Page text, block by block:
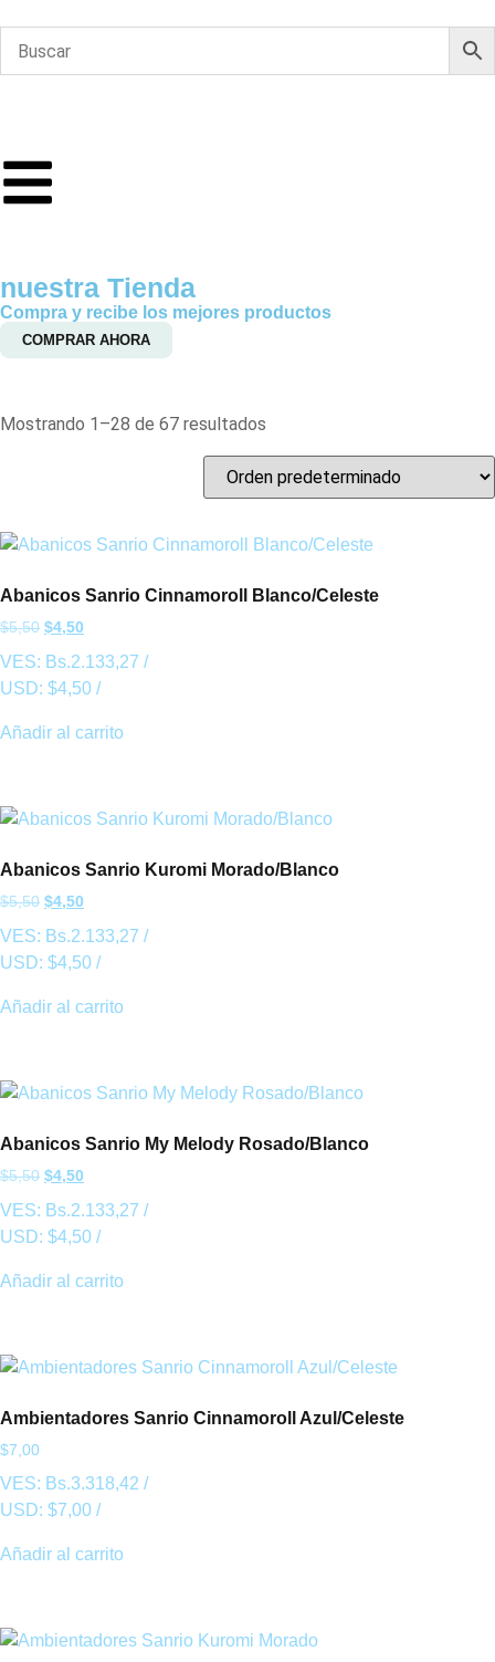
nuestra Tienda
Compra y recibe los mejores productos
COMPRAR AHORA
Mostrando 1–28 de 67 resultados
Abanicos Sanrio Cinnamoroll Blanco/Celeste
$5,50 $4,50
VES: Bs.2.133,27 /
USD: $4,50 /
Añadir al carrito
Abanicos Sanrio Kuromi Morado/Blanco
$5,50 $4,50
VES: Bs.2.133,27 /
USD: $4,50 /
Añadir al carrito
Abanicos Sanrio My Melody Rosado/Blanco
$5,50 $4,50
VES: Bs.2.133,27 /
USD: $4,50 /
Añadir al carrito
Ambientadores Sanrio Cinnamoroll Azul/Celeste
$7,00
VES: Bs.3.318,42 /
USD: $7,00 /
Añadir al carrito